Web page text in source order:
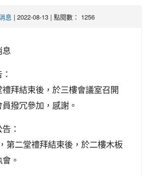
息 | 2022-08-13 | 點閱數： 1256
息
拜結束後，於三樓會議室召開
撥冗參加，感謝。
：
第二堂禮拜結束後，於二樓木板
。